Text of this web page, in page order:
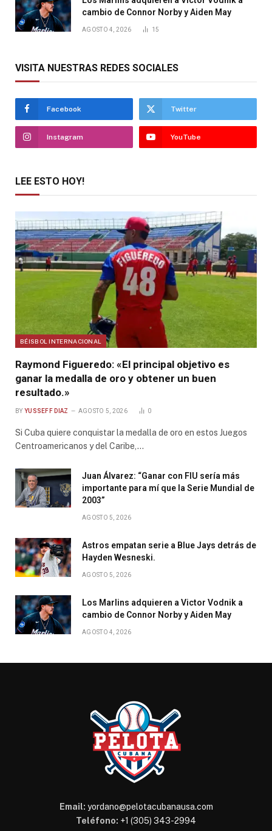
cambio de Connor Norby y Aiden May
AGOSTO 4, 2026 15
VISITA NUESTRAS REDES SOCIALES
Facebook Twitter
Instagram YouTube
LEE ESTO HOY!
BÉISBOL INTERNACIONAL
Raymond Figueredo: «El principal objetivo es
ganar la medalla de oro y obtener un buen
resultado.»
BY YUSSEFF DIAZ AGOSTO 5, 2026 0
Si Cuba quiere conquistar la medalla de oro en estos Juegos
Centroamericanos y del Caribe,…
Juan Álvarez: “Ganar con FIU sería más
importante para mí que la Serie Mundial de
2003”
AGOSTO 5, 2026
Astros empatan serie a Blue Jays detrás de
Hayden Wesneski.
AGOSTO 5, 2026
Los Marlins adquieren a Victor Vodnik a
cambio de Connor Norby y Aiden May
AGOSTO 4, 2026
Email: yordano@pelotacubanausa.com
Teléfono: +1 (305) 343-2994